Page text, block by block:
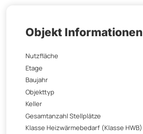
Objekt Informationen
Nutzfläche
Etage
Baujahr
Objekttyp
Keller
Gesamtanzahl Stellplätze
Klasse Heizwärmebedarf (Klasse HWB)